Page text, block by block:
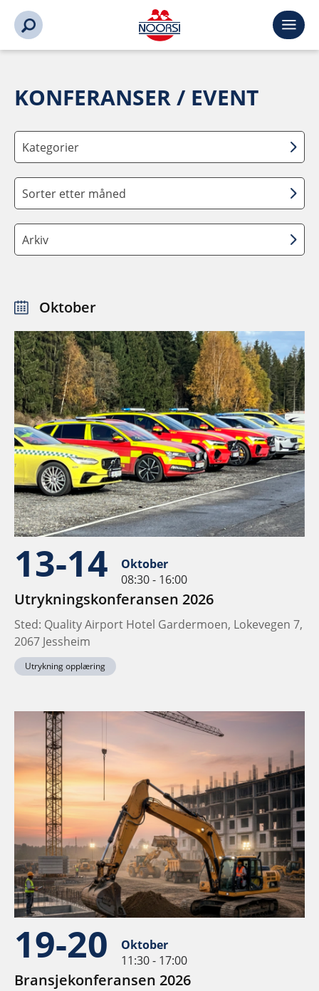
KONFERANSER / EVENT
Kategorier
Sorter etter måned
Arkiv
Oktober
13-14
Oktober
08:30 - 16:00
Utrykningskonferansen 2026
Sted: Quality Airport Hotel Gardermoen, Lokevegen 7,
2067 Jessheim
Utrykning opplæring
19-20
Oktober
11:30 - 17:00
Bransjekonferansen 2026